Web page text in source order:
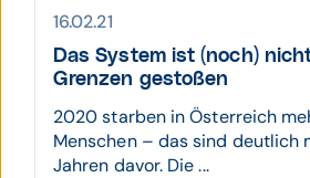
16.02.21
Das System ist (noch)
Grenzen gestoßen
2020 starben in Österreich
Menschen – das sind deutlich
Jahren davor. Die ...